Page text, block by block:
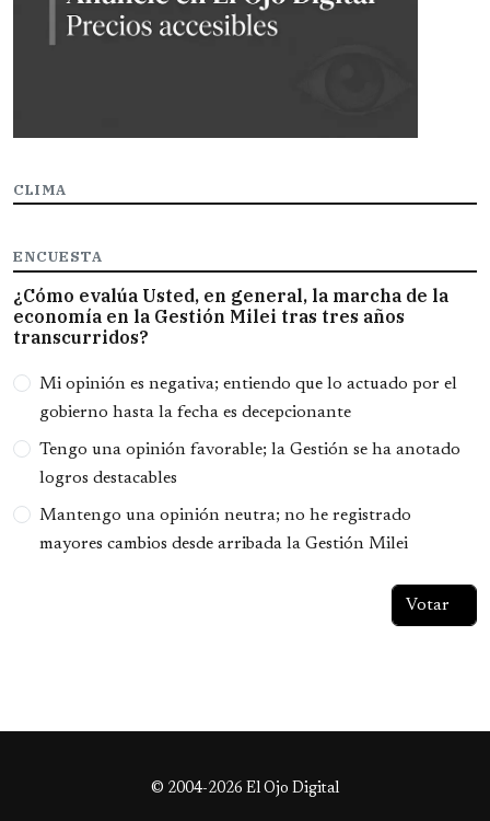
CLIMA
ENCUESTA
¿Cómo evalúa Usted, en general, la marcha de la
economía en la Gestión Milei tras tres años
transcurridos?
Opciones
Mi opinión es negativa; entiendo que lo actuado por el
gobierno hasta la fecha es decepcionante
Tengo una opinión favorable; la Gestión se ha anotado
logros destacables
Mantengo una opinión neutra; no he registrado
mayores cambios desde arribada la Gestión Milei
© 2004-2026 El Ojo Digital